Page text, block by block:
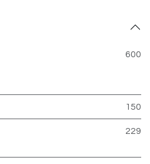
600
150
229